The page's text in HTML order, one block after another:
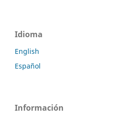
Idioma
English
Español
Información